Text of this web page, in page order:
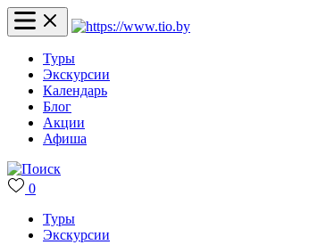
Туры
Экскурсии
Календарь
Блог
Акции
Афиша
0
Туры
Экскурсии